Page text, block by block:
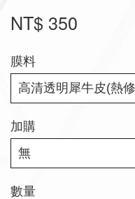
NT$ 350
膜料
加購
數量